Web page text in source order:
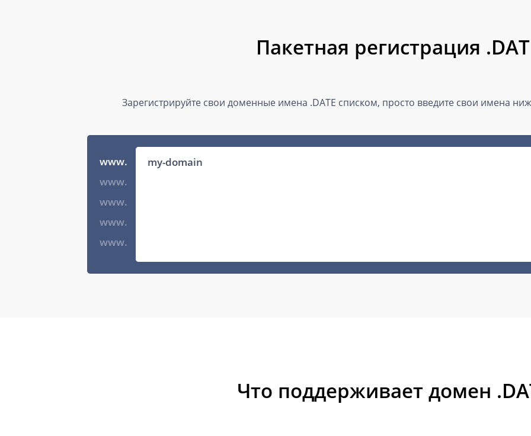
Пакетная регистрация
Зарегистрируйте свои доменные имена .DATE списком, просто введите свои имена
www.
www.
www.
www.
www.
Что поддерживает домен